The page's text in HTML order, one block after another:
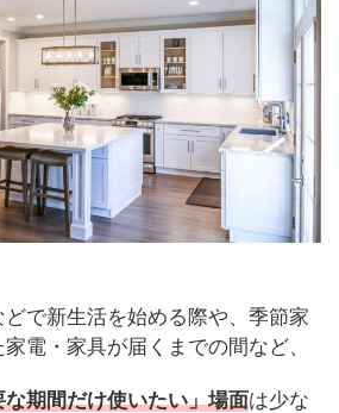
で新生活を始める際や、季節家
電・家具が届くまでの間など、
な期間だけ使いたい」場面は少な